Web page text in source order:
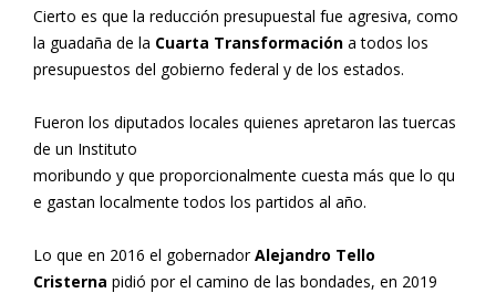
Cierto es que la reducción presupuestal fue agresiva, como
la guadaña de la Cuarta Transformación a todos los
presupuestos del gobierno federal y de los estados.
Fueron los diputados locales quienes apretaron las tuercas
de un Instituto
moribundo y que proporcionalmente cuesta más que lo qu
e gastan localmente todos los partidos al año.
Lo que en 2016 el gobernadorAlejandro Tello
Cristerna pidió por el camino de las bondades, en 2019